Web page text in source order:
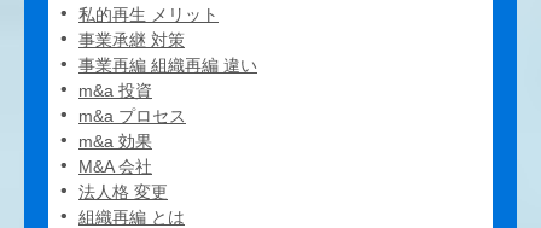
私的再生 メリット
事業承継 対策
事業再編 組織再編 違い
m&a 投資
m&a プロセス
m&a 効果
M&A 会社
法人格 変更
組織再編 とは